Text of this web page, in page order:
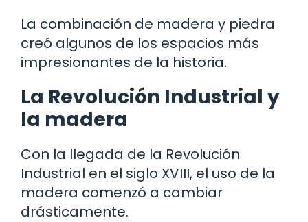
La combinación de madera y piedra
creó algunos de los espacios más
impresionantes de la historia.
La Revolución Industrial y
la madera
Con la llegada de la Revolución
Industrial en el siglo XVIII, el uso de la
madera comenzó a cambiar
drásticamente.